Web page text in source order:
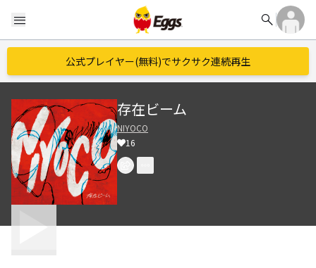
menu search
公式プレイヤー(無料)でサクサク連続再生
存在ビーム
NIYOCO
16